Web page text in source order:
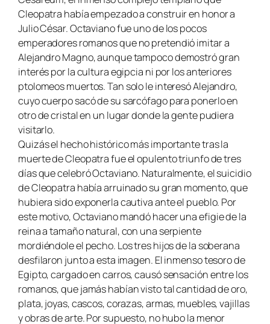
Cleopatra había empezado a construir en honor a
Julio César. Octaviano fue uno de los pocos
emperadores romanos que no pretendió imitar a
Alejandro Magno, aunque tampoco demostró gran
interés por la cultura egipcia ni por los anteriores
ptolomeos muertos. Tan solo le interesó Alejandro,
cuyo cuerpo sacó de su sarcófago para ponerlo en
otro de cristal en un lugar donde la gente pudiera
visitarlo.
Quizás el hecho histórico más importante tras la
muerte de Cleopatra fue el opulento triunfo de tres
días que celebró Octaviano. Naturalmente, el suicidio
de Cleopatra había arruinado su gran momento, que
hubiera sido exponerla cautiva ante el pueblo. Por
este motivo, Octaviano mandó hacer una efigie de la
reina a tamaño natural, con una serpiente
mordiéndole el pecho. Los tres hijos de la soberana
desfilaron junto a esta imagen. El inmenso tesoro de
Egipto, cargado en carros, causó sensación entre los
romanos, que jamás habían visto tal cantidad de oro,
plata, joyas, cascos, corazas, armas, muebles, vajillas
y obras de arte. Por supuesto, no hubo la menor